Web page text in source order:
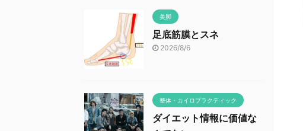
美脚
足底筋膜とスネ
2026/8/6
整体・カイロプラクティック
ダイエット情報に価値な